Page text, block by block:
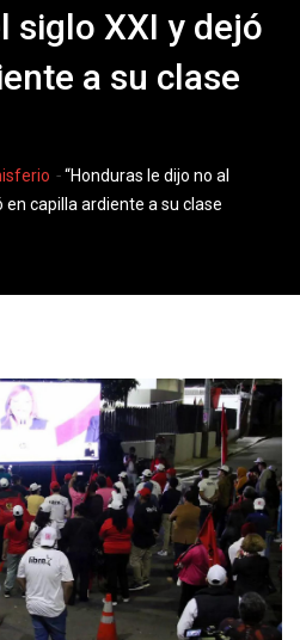
siglo XXI y dejó
a su clase
-“Honduras le dijo no al
en capilla ardiente a su clase